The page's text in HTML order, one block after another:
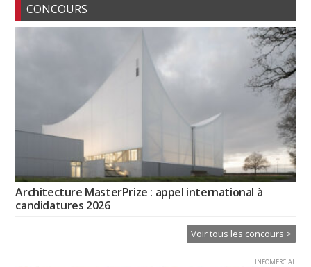
CONCOURS
Architecture MasterPrize : appel international à
candidatures 2026
Voir tous les concours >
INFOMERCIAL